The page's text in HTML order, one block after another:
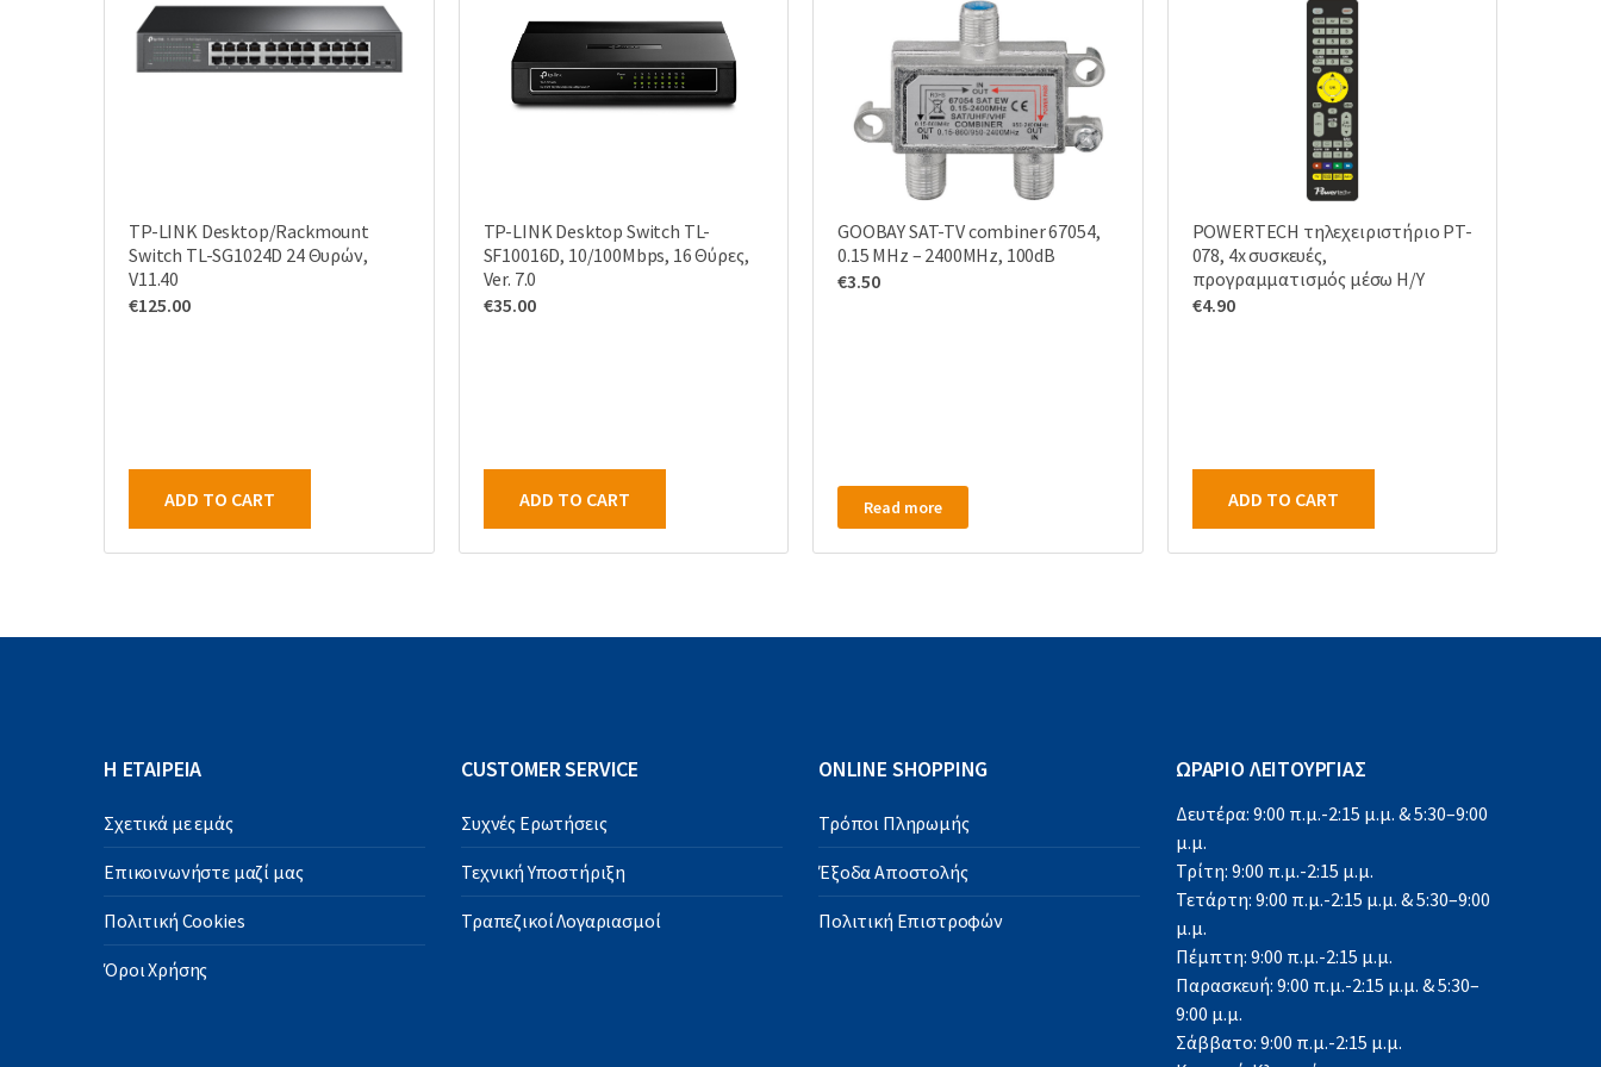
TP-LINK Desktop/Rackmount
Switch TL-SG1024D 24 Θυρών,
V11.40
€125.00
ADD TO CART
TP-LINK Desktop Switch TL-
SF10016D, 10/100Mbps, 16 Θύρες,
Ver. 7.0
€35.00
ADD TO CART
GOOBAY SAT-TV combiner 67054,
0.15 MHz – 2400MHz, 100dB
€3.50
Read more
POWERTECH τηλεχειριστήριο PT-
078, 4x συσκευές,
προγραμματισμός μέσω Η/Υ
€4.90
ADD TO CART
Η ΕΤΑΙΡΕΙΑ
Σχετικά με εμάς
Επικοινωνήστε μαζί μας
Πολιτική Cookies
Όροι Χρήσης
CUSTOMER SERVICE
Συχνές Ερωτήσεις
Τεχνική Υποστήριξη
Τραπεζικοί Λογαριασμοί
ONLINE SHOPPING
Τρόποι Πληρωμής
Έξοδα Αποστολής
Πολιτική Επιστροφών
ΩΡΑΡΙΟ ΛΕΙΤΟΥΡΓΙΑΣ
Δευτέρα: 9:00 π.μ.-2:15 μ.μ. & 5:30–9:00
μ.μ.
Τρίτη: 9:00 π.μ.-2:15 μ.μ.
Τετάρτη: 9:00 π.μ.-2:15 μ.μ. & 5:30–9:00
μ.μ.
Πέμπτη: 9:00 π.μ.-2:15 μ.μ.
Παρασκευή: 9:00 π.μ.-2:15 μ.μ. & 5:30–
9:00 μ.μ.
Σάββατο: 9:00 π.μ.-2:15 μ.μ.